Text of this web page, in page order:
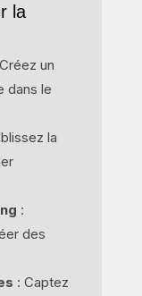
la
un
dans le
la
:
des
: Captez